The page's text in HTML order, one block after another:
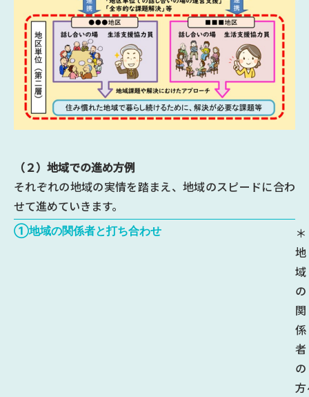
（２）地域での進め方例
それぞれの地域の実情を踏まえ、地域のスピードに合わ
せて進めていきます。
①地域の関係者と打ち合わせ
＊
地
域
の
関
係
者
の